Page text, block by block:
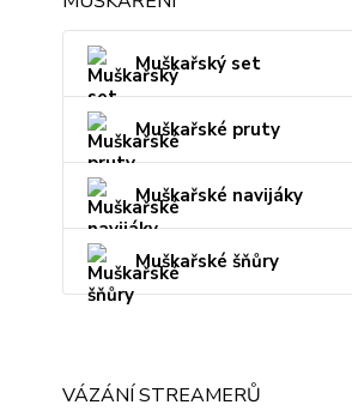
Muškařský set
Muškařské pruty
Muškařské navijáky
Muškařské šňůry
VÁZÁNÍ STREAMERŮ